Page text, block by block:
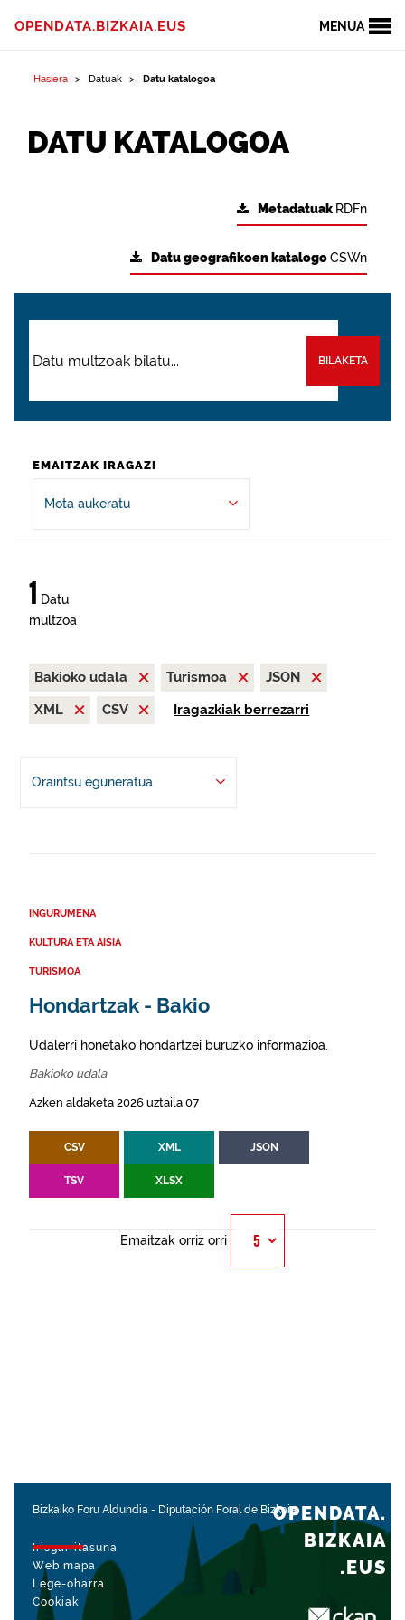
MENUA
OPENDATA.BIZKAIA.EUS
Hasiera Datuak Datu katalogoa
DATU KATALOGOA
Metadatuak RDFn
Datu geografikoen katalogoCSWn
BILAKETA
EMAITZAK IRAGAZI
Mota aukeratu
1 Datu
multzoa
Bakioko udala Turismoa
JSON
XML
CSV Iragazkiak berrezarri
Oraintsu eguneratua
INGURUMENA
KULTURA ETA AISIA
TURISMOA
Hondartzak - Bakio
Udalerri honetako hondartzei buruzko informazioa.
Bakioko udala
Azken aldaketa 2026 uztaila 07
CSV XML JSON
TSV XLSX
Emaitzak orriz orri
Bizkaiko Foru Aldundia - Diputación Foral de Bizkaia
Irisgarritasuna
Web mapa
Lege-oharra
Cookiak
OPENDATA.
BIZKAIA
.EUS